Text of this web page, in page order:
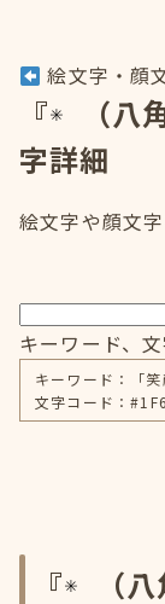
絵文字・顔
『
（
字詳細
絵文字や顔文
キーワード、
キーワード：「
文字コード：
『
（